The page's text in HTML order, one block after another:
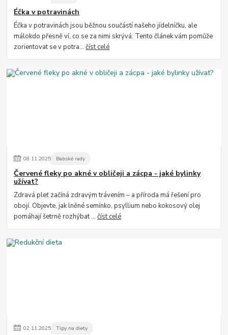
Éčka v potravinách
Éčka v potravinách jsou běžnou součástí našeho jídelníčku, ale
málokdo přesně ví, co se za nimi skrývá. Tento článek vám pomůže
zorientovat se v potra...číst celé
08.11.2025 Babské rady
Červené fleky po akné v obličeji a zácpa - jaké bylinky
užívat?
Zdravá pleť začíná zdravým trávením – a příroda má řešení pro
obojí. Objevte, jak lněné semínko, psyllium nebo kokosový olej
pomáhají šetrně rozhýbat ...číst celé
02.11.2025 Tipy na diety